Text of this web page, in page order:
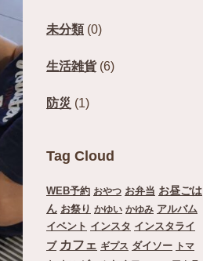
未分類 (0)
生活雑貨(6)
防災 (1)
Tag Cloud
WEB予約 おやつ お弁当 お昼ごは
ん お祭り かゆい かゆみ アルバム
イベント インスタ インスタライ
ブ カフェ ギプス ダイソー
トマ